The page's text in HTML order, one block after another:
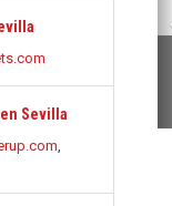
Sevilla
,